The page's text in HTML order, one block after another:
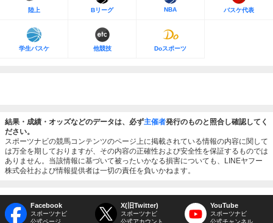
陸上 Bリーグ NBA バスケ代表
学生バスケ 他競技 Doスポーツ
結果・成績・オッズなどのデータは、必ず主催者発行のものと照合し確認してく
ださい。
スポーツナビの競馬コンテンツのページ上に掲載されている情報の内容に関して
は万全を期しておりますが、その内容の正確性および安全性を保証するものでは
ありません。当該情報に基づいて被ったいかなる損害についても、LINEヤフー
株式会社および情報提供者は一切の責任を負いかねます。
Facebook
スポーツナビ
公式ページ
X(旧Twitter)
スポーツナビ
公式アカウント
YouTube
スポーツナビ
公式チャンネル